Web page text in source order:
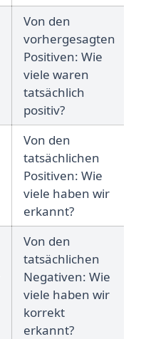
Von den
vorhergesagten
Positiven: Wie
viele waren
tatsächlich
positiv?
Von den
tatsächlichen
Positiven: Wie
viele haben wir
erkannt?
Von den
tatsächlichen
Negativen: Wie
viele haben wir
korrekt
erkannt?